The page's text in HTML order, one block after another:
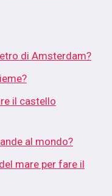
di Amsterdam?
il castello
al mondo?
mare per fare il